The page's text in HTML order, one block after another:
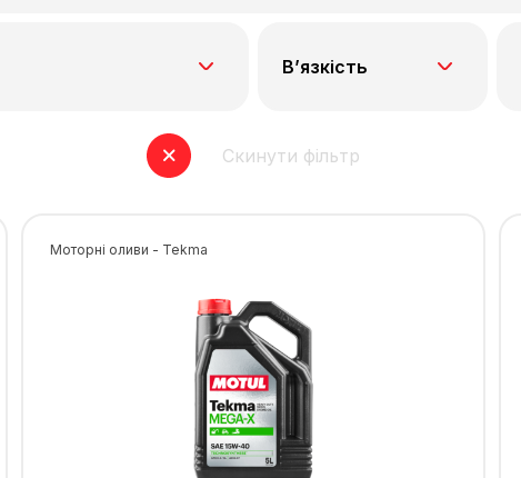
В’язкість
Скинути фільтр
Моторні оливи - Tekma